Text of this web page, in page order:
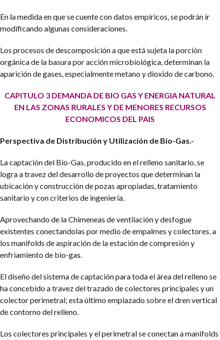
En la medida en que se cuente con datos empíricos, se podrán ir
modificando algunas consideraciones.
Los procesos de descomposición a que está sujeta la porción
orgánica de la basura por acción microbiológica, determinan la
aparición de gases, especialmente metano y dioxido de carbono.
CAPITULO 3 DEMANDA DE BIO GAS Y ENERGIA NATURAL
EN LAS ZONAS RURALES YDE MENORES RECURSOS
ECONOMICOS DEL PAIS
Perspectiva de Distribución y Utilización de Bio-Gas.-
La captación del Bio-Gas, producido en el relleno sanitario, se
logra a travez del desarrollo de proyectos que determinan la
ubicación y construcción de pozas apropiadas, tratamiento
sanitario y con criterios de ingeniería.
Aprovechando de la Chimeneas de ventilación y desfogue
existentes conectandolas por medio de empalmes y colectores, a
los manifolds de aspiración de la estación de compresión y
enfriamiento de bio-gas.
El diseño del sistema de captación para toda el área del relleno se
ha concebido a travez del trazado de colectores principales y un
colector perimetral; esta último emplazado sobre el dren vertical
de contorno del relleno.
Los colectores principales y el perimetral se conectan a manifolds